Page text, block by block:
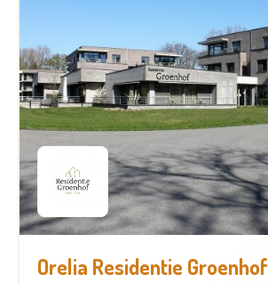
Orelia Residentie Groenhof